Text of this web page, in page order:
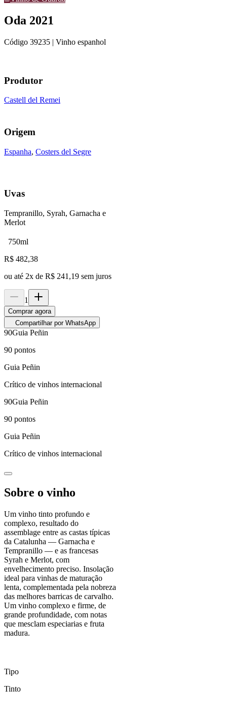
Oda 2021
Código 39235 | Vinho espanhol
Produtor
Castell del Remei
Origem
Espanha, Costers del Segre
Uvas
Tempranillo, Syrah, Garnacha e
Merlot
750ml
R$ 482,38
ou até 2x de R$ 241,19 sem juros
1
Comprar agora
Compartilhar por WhatsApp
90Guia Peñin
90 pontos
Guia Peñin
Crítico de vinhos internacional
90Guia Peñin
90 pontos
Guia Peñin
Crítico de vinhos internacional
Sobre o vinho
Um vinho tinto profundo e
complexo, resultado do
assemblage entre as castas típicas
da Catalunha — Garnacha e
Tempranillo — e as francesas
Syrah e Merlot, com
envelhecimento preciso. Insolação
ideal para vinhas de maturação
lenta, complementada pela nobreza
das melhores barricas de carvalho.
Um vinho complexo e firme, de
grande profundidade, com notas
que mesclam especiarias e fruta
madura.
Tipo
Tinto